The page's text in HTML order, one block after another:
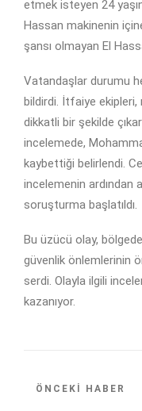
etmek isteyen 24
Hassan makinenin
şansı olmayan El
Vatandaşlar durumu
bildirdi. İtfaiye ekipleri,
dikkatli bir şekilde
incelemede,
kaybettiği belirlendi.
incelemenin ardından
soruşturma başlatıldı.
Bu üzücü olay,
güvenlik önlemlerinin
serdi. Olayla ilgili
kazanıyor.
ÖNCEKI HABER